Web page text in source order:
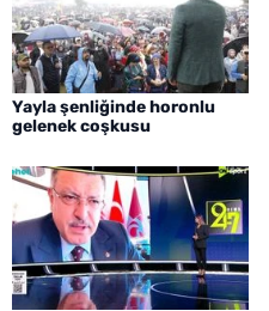
Yayla şenliğinde horonlu
gelenek coşkusu